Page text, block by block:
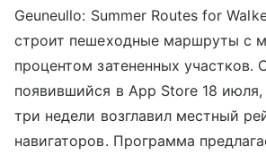
Geuneullo: Summer Routes for
строит пешеходные маршруты с
процентом затененных участков.
появившийся в App Store 18
три недели возглавил местный
навигаторов. Программа